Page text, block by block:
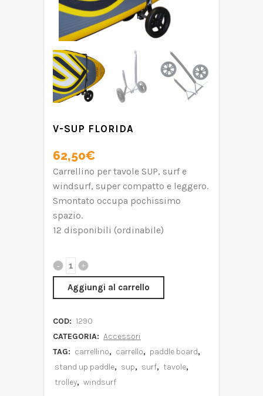
V-SUP FLORIDA
62,50€
Carrellino per tavole SUP, surf e
windsurf, super compatto e leggero.
Smontato occupa pochissimo
spazio.
12 disponibili (ordinabile)
Aggiungi al carrello
COD: 1290
CATEGORIA: Accessori
TAG: carrellino, carrello, paddle board,
stand up paddle, sup, surf, tavole,
trolley, windsurf